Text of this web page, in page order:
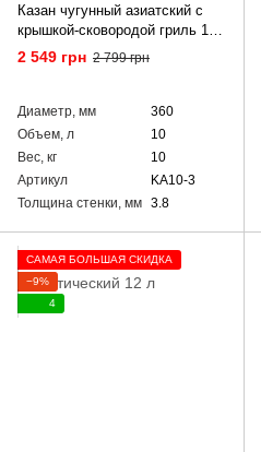
Казан чугунный азиатский с
крышкой-сковородой гриль 10
л
2 549 грн 2 799 грн
Диаметр, мм
360
Объем, л
10
Вес, кг
10
Артикул
KA10-3
Толщина стенки, мм 3.8
САМАЯ БОЛЬШАЯ СКИДКА
−9%
4